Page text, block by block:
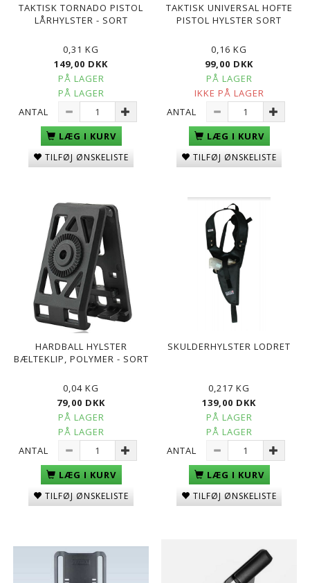
TAKTISK TORNADO PISTOL
LÅRHYLSTER - SORT
0,31 KG
149,00 DKK
PÅ LAGER
PÅ LAGER
ANTAL
LÆG I KURV
TILFØJ ØNSKELISTE
TAKTISK UNIVERSAL HOFTE
PISTOL HYLSTER SORT
0,16 KG
99,00 DKK
PÅ LAGER
IKKE PÅ LAGER
ANTAL
LÆG I KURV
TILFØJ ØNSKELISTE
HARDBALL HYLSTER
BÆLTEKLIP, POLYMER - SORT
0,04 KG
79,00 DKK
PÅ LAGER
PÅ LAGER
ANTAL
LÆG I KURV
TILFØJ ØNSKELISTE
SKULDERHYLSTER LODRET
0,217 KG
139,00 DKK
PÅ LAGER
PÅ LAGER
ANTAL
LÆG I KURV
TILFØJ ØNSKELISTE